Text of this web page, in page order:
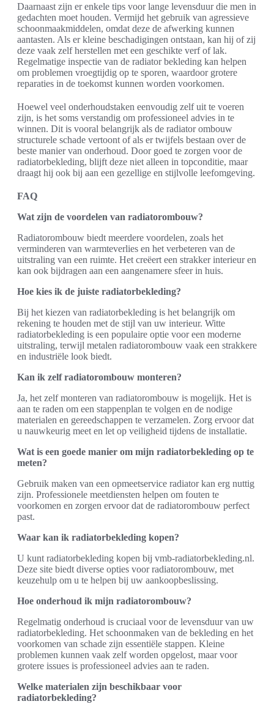
Daarnaast zijn er enkele tips voor lange levensduur die men in
gedachten moet houden. Vermijd het gebruik van agressieve
schoonmaakmiddelen, omdat deze de afwerking kunnen
aantasten. Als er kleine beschadigingen ontstaan, kan hij of zij
deze vaak zelf herstellen met een geschikte verf of lak.
Regelmatige inspectie van de radiator bekleding kan helpen
om problemen vroegtijdig op te sporen, waardoor grotere
reparaties in de toekomst kunnen worden voorkomen.
Hoewel veel onderhoudstaken eenvoudig zelf uit te voeren
zijn, is het soms verstandig om professioneel advies in te
winnen. Dit is vooral belangrijk als de radiator ombouw
structurele schade vertoont of als er twijfels bestaan over de
beste manier van onderhoud. Door goed te zorgen voor de
radiatorbekleding, blijft deze niet alleen in topconditie, maar
draagt hij ook bij aan een gezellige en stijlvolle leefomgeving.
FAQ
Wat zijn de voordelen van radiatorombouw?
Radiatorombouw biedt meerdere voordelen, zoals het
verminderen van warmteverlies en het verbeteren van de
uitstraling van een ruimte. Het creëert een strakker interieur en
kan ook bijdragen aan een aangenamere sfeer in huis.
Hoe kies ik de juiste radiatorbekleding?
Bij het kiezen van radiatorbekleding is het belangrijk om
rekening te houden met de stijl van uw interieur. Witte
radiatorbekleding is een populaire optie voor een moderne
uitstraling, terwijl metalen radiatorombouw vaak een strakkere
en industriële look biedt.
Kan ik zelf radiatorombouw monteren?
Ja, het zelf monteren van radiatorombouw is mogelijk. Het is
aan te raden om een stappenplan te volgen en de nodige
materialen en gereedschappen te verzamelen. Zorg ervoor dat
u nauwkeurig meet en let op veiligheid tijdens de installatie.
Wat is een goede manier om mijn radiatorbekleding op te
meten?
Gebruik maken van een opmeetservice radiator kan erg nuttig
zijn. Professionele meetdiensten helpen om fouten te
voorkomen en zorgen ervoor dat de radiatorombouw perfect
past.
Waar kan ik radiatorbekleding kopen?
U kunt radiatorbekleding kopen bij vmb-radiatorbekleding.nl.
Deze site biedt diverse opties voor radiatorombouw, met
keuzehulp om u te helpen bij uw aankoopbeslissing.
Hoe onderhoud ik mijn radiatorombouw?
Regelmatig onderhoud is cruciaal voor de levensduur van uw
radiatorbekleding. Het schoonmaken van de bekleding en het
voorkomen van schade zijn essentiële stappen. Kleine
problemen kunnen vaak zelf worden opgelost, maar voor
grotere issues is professioneel advies aan te raden.
Welke materialen zijn beschikbaar voor
radiatorbekleding?